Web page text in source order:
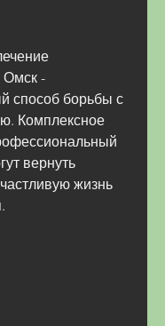
Омск -
способ борьбы с
Комплексное
вернуть
жизнь